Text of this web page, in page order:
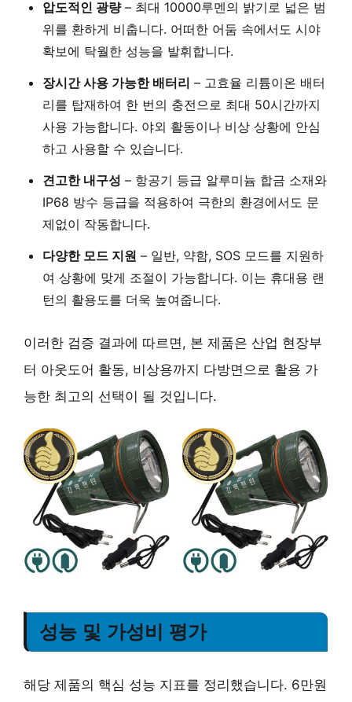
압도적인 광량– 최대 10000루멘의 밝기로 넓은 범
위를 환하게 비춥니다. 어떠한 어둠 속에서도 시야
확보에 탁월한 성능을 발휘합니다.
장시간 사용 가능한 배터리 – 고효율 리튬이온 배터
리를 탑재하여 한 번의 충전으로 최대 50시간까지
사용 가능합니다. 야외 활동이나 비상 상황에 안심
하고 사용할 수 있습니다.
견고한 내구성 – 항공기 등급 알루미늄 합금 소재와
IP68 방수 등급을 적용하여 극한의 환경에서도 문
제없이 작동합니다.
다양한 모드 지원 – 일반, 약함, SOS 모드를 지원하
여 상황에 맞게 조절이 가능합니다. 이는 휴대용 랜
턴의 활용도를 더욱 높여줍니다.
이러한 검증 결과에 따르면, 본 제품은 산업 현장부
터 아웃도어 활동, 비상용까지 다방면으로 활용 가
능한 최고의 선택이 될 것입니다.
성능 및 가성비 평가
해당 제품의 핵심 성능 지표를 정리했습니다. 6만원